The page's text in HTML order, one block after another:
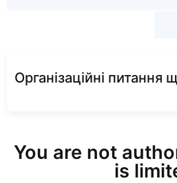
Організаційні питання
You are not
is